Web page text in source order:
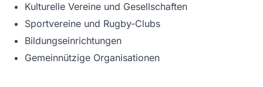
Kulturelle Vereine und Gesellschaften
Sportvereine und Rugby-Clubs
Bildungseinrichtungen
Gemeinnützige Organisationen